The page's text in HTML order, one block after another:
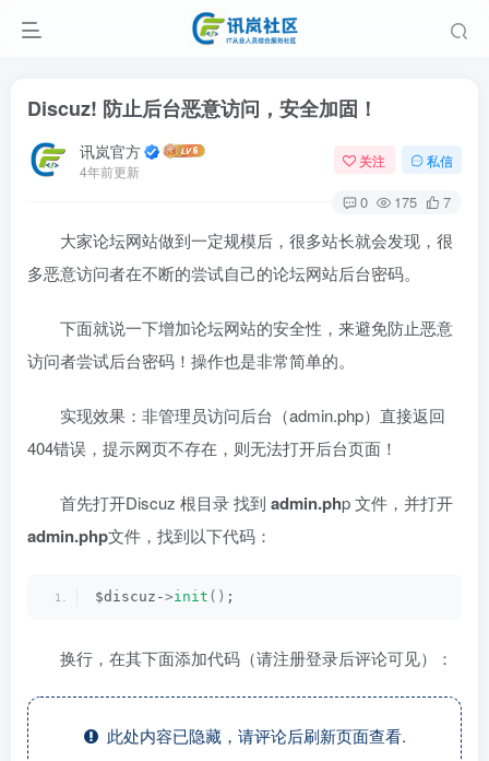
Discuz! 防止后台恶意访问，安全加固！
讯岚官方
4年前更新
关注 私信
0 175 7
大家论坛网站做到一定规模后，很多站长就会发现，很
多恶意访问者在不断的尝试自己的论坛网站后台密码。
下面就说一下增加论坛网站的安全性，来避免防止恶意
访问者尝试后台密码！操作也是非常简单的。
实现效果：非管理员访问后台（admin.php）直接返回
404错误，提示网页不存在，则无法打开后台页面！
首先打开Discuz 根目录 找到 admin.php 文件，并打开
admin.php文件，找到以下代码：
$discuz->init () ;
换行，在其下面添加代码（请注册登录后评论可见）：
此处内容已隐藏，请评论后刷新页面查看.